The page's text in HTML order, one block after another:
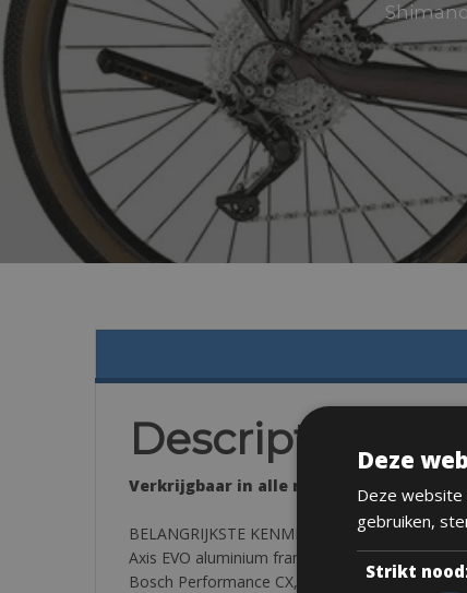
Description
Verkrijgbaar in alle maten
BELANGRIJKSTE KENMERKEN
Axis EVO aluminium frame
Bosch Performance CX, 625Wh accu
Deze
Deze
gebruiken,
Strikt